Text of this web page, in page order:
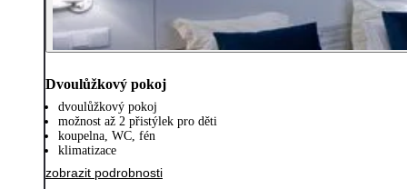
Dvoulůžkový pokoj
dvoulůžkový pokoj
možnost až 2 přistýlek pro děti
koupelna, WC, fén
klimatizace
zobrazit podrobnosti